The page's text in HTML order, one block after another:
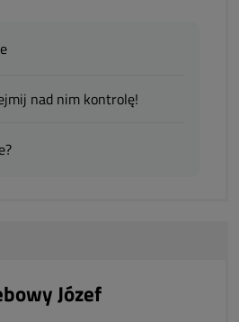
nad nim kontrolę!
Józef